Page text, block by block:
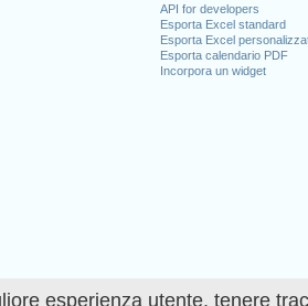
esperienza utente, tenere
API for developers
Esporta Excel standard
Esporta Excel
Esporta calendario PDF
Incorpora un widget